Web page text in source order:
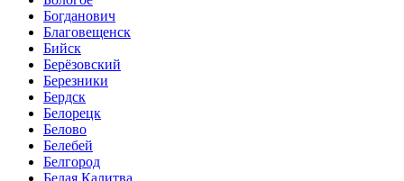
Богданович
Благовещенск
Бийск
Берёзовский
Березники
Бердск
Белорецк
Белово
Белебей
Белгород
Белая Калитва